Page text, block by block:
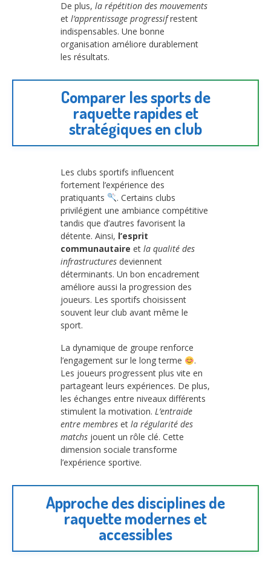
De plus, la répétition des mouvements
et l’apprentissage progressifrestent
indispensables. Une bonne
organisation améliore durablement
les résultats.
Comparer les sports de
raquette rapides et
stratégiques en club
Les clubs sportifs influencent
fortement l’expérience des
pratiquants
. Certains clubs
privilégient une ambiance compétitive
tandis que d’autres favorisent la
détente. Ainsi, l’esprit
communautaire et la qualité des
infrastructures deviennent
déterminants. Un bon encadrement
améliore aussi la progression des
joueurs. Les sportifs choisissent
souvent leur club avant même le
sport.
La dynamique de groupe renforce
l’engagement sur le long terme
.
Les joueurs progressent plus vite en
partageant leurs expériences. De plus,
les échanges entre niveaux différents
stimulent la motivation. L’entraide
entre membres et la régularité des
matchs jouent un rôle clé. Cette
dimension sociale transforme
l’expérience sportive.
Approche des disciplines de
raquette modernes et
accessibles